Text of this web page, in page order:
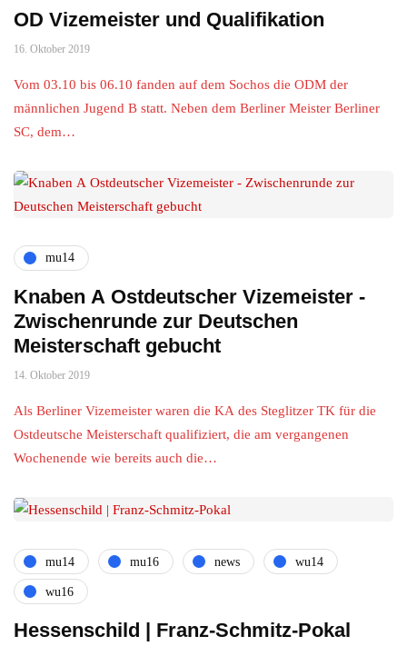
OD Vizemeister und Qualifikation
16. Oktober 2019
Vom 03.10 bis 06.10 fanden auf dem Sochos die ODM der
männlichen Jugend B statt. Neben dem Berliner Meister Berliner
SC, dem…
mu14
Knaben A Ostdeutscher Vizemeister -
Zwischenrunde zur Deutschen
Meisterschaft gebucht
14. Oktober 2019
Als Berliner Vizemeister waren die KA des Steglitzer TK für die
Ostdeutsche Meisterschaft qualifiziert, die am vergangenen
Wochenende wie bereits auch die…
mu14 mu16 news wu14
wu16
Hessenschild | Franz-Schmitz-Pokal